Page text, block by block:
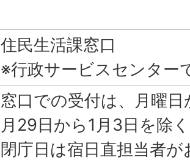
住民生活課窓口
※行政サービスセンター
窓口での受付は、月曜
月29日から1月3日を除
閉庁日は宿日直担当者